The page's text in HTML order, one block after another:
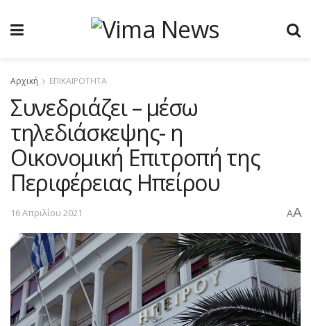
Αρχική ΕΠΙΚΑΙΡΟΤΗΤΑ
Συνεδριάζει – μέσω
τηλεδιάσκεψης- η
Οικονομική Επιτροπή της
Περιφέρειας Ηπείρου
16 Απριλίου 2021 AA